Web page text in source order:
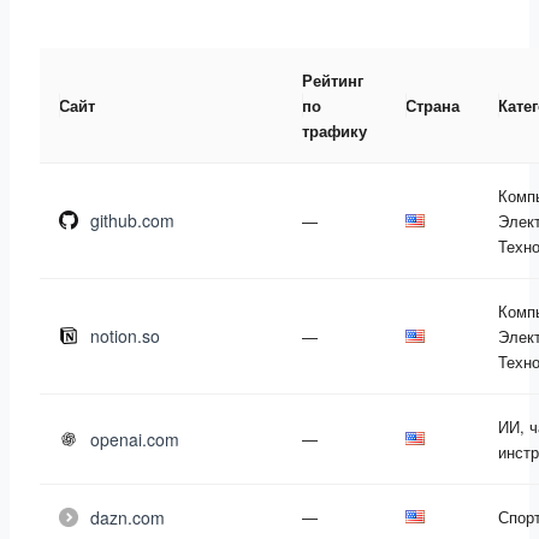
Сайт
Рейтинг
по
трафику
Страна
github.com —
notion.so —
openai.com —
ИИ,
dazn.com —